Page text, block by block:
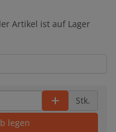
Artikel ist auf Lager
Stk.
legen